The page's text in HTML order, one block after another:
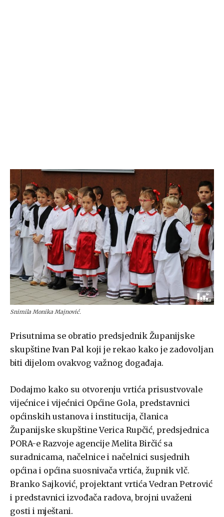
Snimila Monika Majnović.
Prisutnima se obratio predsjednik Županijske
skupštine Ivan Pal koji je rekao kako je zadovoljan
biti dijelom ovakvog važnog događaja.
Dodajmo kako su otvorenju vrtića prisustvovale
vijećnice i vijećnici Općine Gola, predstavnici
općinskih ustanova i institucija, članica
Županijske skupštine Verica Rupčić, predsjednica
PORA-e Razvoje agencije Melita Birčić sa
suradnicama, načelnice i načelnici susjednih
općina i općina suosnivača vrtića, župnik vlč.
Branko Sajković, projektant vrtića Vedran Petrović
i predstavnici izvođača radova, brojni uvaženi
gosti i mještani.